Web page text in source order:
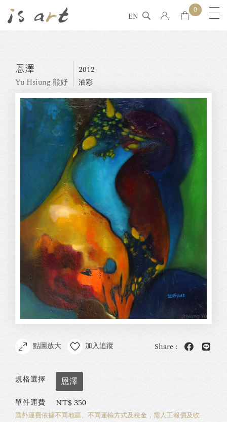
EN
0
恩澤
Yu Hsiung 熊妤
2012
油彩
點圖放大 加入追蹤 Share :
規格選擇 恩澤
單件運費 NT$350
國外運費依據不同地區、不同運輸方式及稅金，需人工報價及收